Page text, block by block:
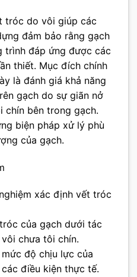
tróc do vôi giúp các
đảm bảo rằng gạch
trình đáp ứng được các
thiết. Mục đích chính
là đánh giá khả năng
gạch do sự giãn nở
chín bên trong gạch.
biện pháp xử lý phù
của gạch.
xác định vết tróc
của gạch dưới tác
chưa tôi chín.
độ chịu lực của
điều kiện thực tế.